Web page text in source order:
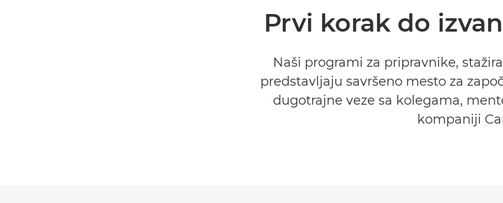
Prvi korak do
Naši programi za pripravnike,
predstavljaju savršeno mesto za
dugotrajne veze sa kolegama,
kompaniji